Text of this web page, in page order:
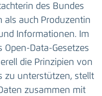
des Bundes
als auch Produzentin
Informationen. Im
Open-Data-Gesetzes
die Prinzipien von
zu unterstützen, stellt
zusammen mit